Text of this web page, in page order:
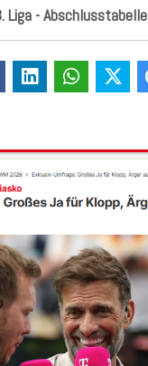
Liga - Abschlusstabelle